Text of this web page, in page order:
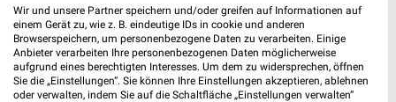
JYSK Katalog und Prospekte für Limburg
Wir und unsere Partner speichern und/oder greifen auf Informationen auf
einem Gerät zu, wie z. B. eindeutige IDs in cookie und anderen
Browserspeichern, um personenbezogene Daten zu verarbeiten. Einige
Anbieter verarbeiten Ihre personenbezogenen Daten möglicherweise
aufgrund eines berechtigten Interesses. Um dem zu widersprechen, öffnen
Sie die „Einstellungen“. Sie können Ihre Einstellungen akzeptieren, ablehnen
oder verwalten, indem Sie auf die Schaltfläche „Einstellungen verwalten“